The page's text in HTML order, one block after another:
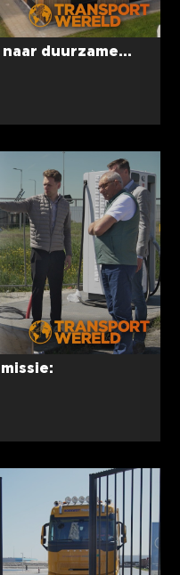
duurzame...